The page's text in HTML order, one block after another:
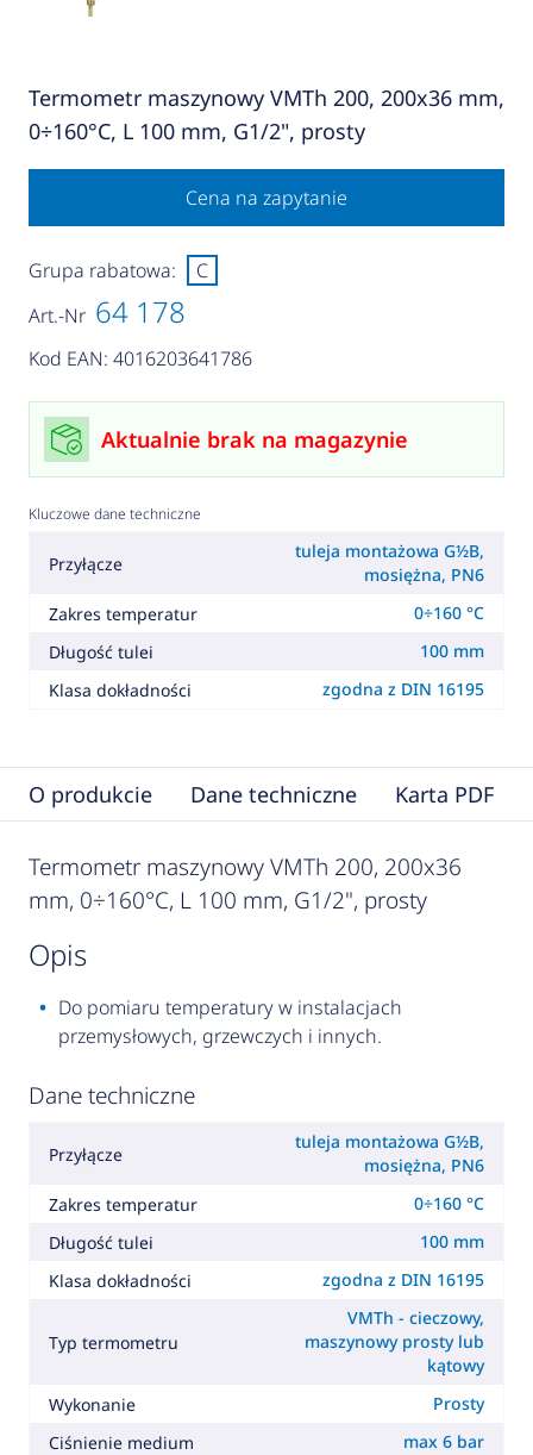
Termometr maszynowy VMTh 200, 200x36 mm,
0÷160°C, L 100 mm, G1/2", prosty
Cena na zapytanie
Art.-Nr 64 178
Kod EAN: 4016203641786
Grupa rabatowa: C
Aktualnie brak na magazynie
Kluczowe dane techniczne
Przyłącze
tuleja montażowa G½B,
mosiężna, PN6
Zakres temperatur
0÷160 °C
Długość tulei
100 mm
Klasa dokładności
zgodna z DIN 16195
O produkcie Dane techniczne Karta PDF
Termometr maszynowy VMTh 200, 200x36
mm, 0÷160°C, L 100 mm, G1/2", prosty
opis
Do pomiaru temperatury w instalacjach
przemysłowych, grzewczych i innych.
Dane techniczne
Przyłącze
tuleja montażowa G½B,
mosiężna, PN6
Zakres temperatur
0÷160 °C
Długość tulei
100 mm
Klasa dokładności
zgodna z DIN 16195
Typ termometru
VMTh - cieczowy,
maszynowy prosty lub
kątowy
Wykonanie
Prosty
Ciśnienie medium
max 6 bar